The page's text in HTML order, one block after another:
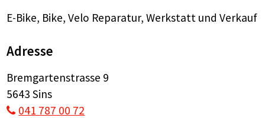
E-Bike, Bike, Velo Reparatur, Werkstatt und Verkauf
Adresse
Bremgartenstrasse 9
5643 Sins
041 787 00 72